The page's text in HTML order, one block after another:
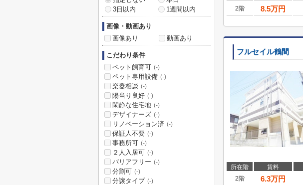
2階
8.5万円
フルセイル鶴間
所在階 賃料
2階
6.3万円
3日以内
1週間以内
画像・動画あり
画像あり
動画あり
こだわり条件
ペット飼育可 (-)
ペット専用設備 (-)
楽器相談 (-)
陽当り良好 (-)
閑静な住宅地 (-)
デザイナーズ (-)
リノベーション済 (-)
保証人不要 (-)
事務所可 (-)
２人入居可 (-)
バリアフリー (-)
分割可 (-)
分譲タイプ (-)